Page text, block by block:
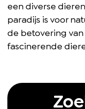
een diverse
paradijs is voor
de betovering
fascinerende